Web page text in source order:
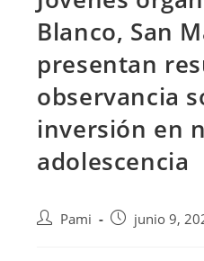
Blanco, San
presentan
observancia
inversión en
adolescencia
Pami junio 9,